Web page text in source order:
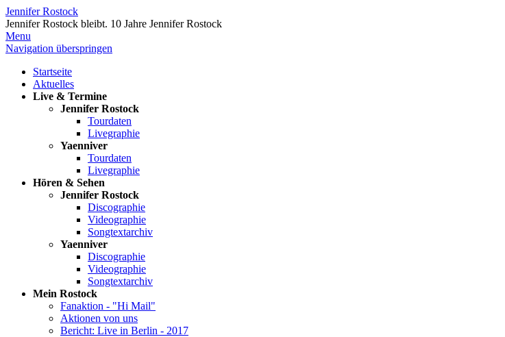
Jennifer Rostock
Jennifer Rostock bleibt. 10 Jahre Jennifer Rostock
Menu
Navigation überspringen
Startseite
Aktuelles
Live & Termine
Jennifer Rostock
Tourdaten
Livegraphie
Yaenniver
Tourdaten
Livegraphie
Hören & Sehen
Jennifer Rostock
Discographie
Videographie
Songtextarchiv
Yaenniver
Discographie
Videographie
Songtextarchiv
Mein Rostock
Fanaktion - "Hi Mail"
Aktionen von uns
Bericht: Live in Berlin - 2017